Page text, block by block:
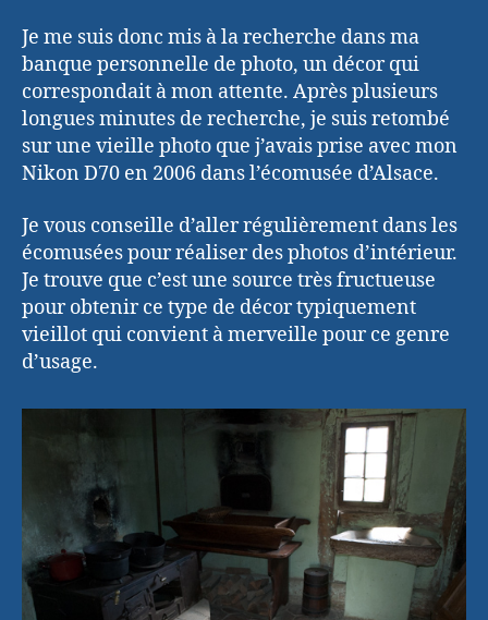
Je me suis donc mis à la recherche dans ma
banque personnelle de photo, un décor qui
correspondait à mon attente. Après plusieurs
longues minutes de recherche, je suis retombé
sur une vieille photo que j’avais prise avec mon
Nikon D70 en 2006 dans l’écomusée d’Alsace.
Je vous conseille d’aller régulièrement dans les
écomusées pour réaliser des photos d’intérieur.
Je trouve que c’est une source très fructueuse
pour obtenir ce type de décor typiquement
vieillot qui convient à merveille pour ce genre
d’usage.